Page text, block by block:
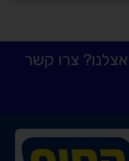
צרו קשר